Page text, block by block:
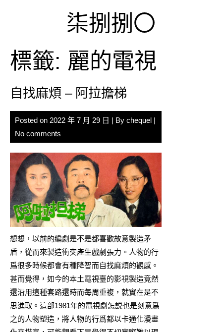
柒捌捌〇
標籤: 麗的電視
自找麻煩 – 阿拉擔梯
Posted on 2022 年 7 月 29 日 | By chequel |
No comments
想想，以前的編劇是不是都喜歡故意製造矛
盾，從而來製造衝突產生戲劇張力。人物的行
爲很多時候都會有種降智而自找麻煩的觀感。
甚而覺得，如今的本土電視臺的影視製造竟然
還沿用這種套路還時而每周重複，就實在是不
思進取。這部1981年的電視劇怎説也是刻意爲
之的人物塑造，將人物的行爲都以卡通化漫畫